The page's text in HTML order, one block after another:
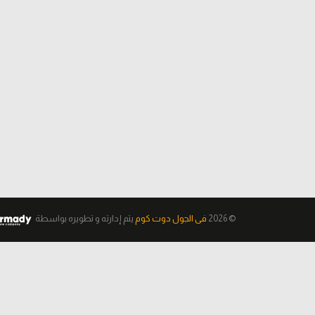
© 2026 فى الجول دوت كوم يتم إدارته و تطويره بواسطة